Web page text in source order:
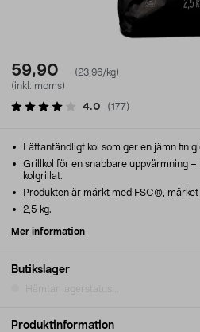
59,90
(23,96/kg)
(inkl. moms)
4.0 (177)
Butikslager
Lättantändligt kol som ger en jämn fin
Grillkol för en snabbare uppvärmning –
kolgrillat.
Produkten är märkt med FSC®,
2,5 kg.
Mer information
Produktinformation